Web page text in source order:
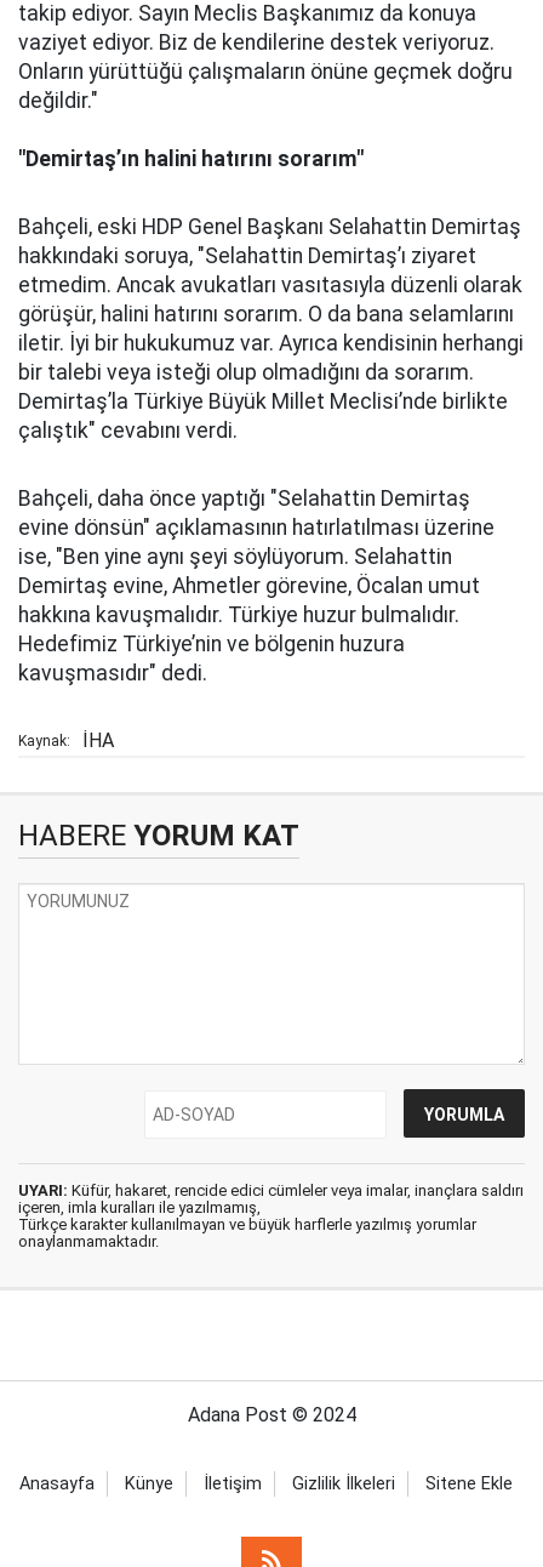
takip ediyor. Sayın Meclis Başkanımız da konuya
vaziyet ediyor. Biz de kendilerine destek veriyoruz.
Onların yürüttüğü çalışmaların önüne geçmek doğru
değildir."
"Demirtaş’ın halini hatırını sorarım"
Bahçeli, eski HDP Genel Başkanı Selahattin Demirtaş
hakkındaki soruya, "Selahattin Demirtaş’ı ziyaret
etmedim. Ancak avukatları vasıtasıyla düzenli olarak
görüşür, halini hatırını sorarım. O da bana selamlarını
iletir. İyi bir hukukumuz var. Ayrıca kendisinin herhangi
bir talebi veya isteği olup olmadığını da sorarım.
Demirtaş’la Türkiye Büyük Millet Meclisi’nde birlikte
çalıştık" cevabını verdi.
Bahçeli, daha önce yaptığı "Selahattin Demirtaş
evine dönsün" açıklamasının hatırlatılması üzerine
ise, "Ben yine aynı şeyi söylüyorum. Selahattin
Demirtaş evine, Ahmetler görevine, Öcalan umut
hakkına kavuşmalıdır. Türkiye huzur bulmalıdır.
Hedefimiz Türkiye’nin ve bölgenin huzura
kavuşmasıdır" dedi.
Kaynak: İHA
HABERE YORUM KAT
UYARI: Küfür, hakaret, rencide edici cümleler veya imalar, inançlara saldırı
içeren, imla kuralları ile yazılmamış,
Türkçe karakter kullanılmayan ve büyük harflerle yazılmış yorumlar
onaylanmamaktadır.
Adana Post © 2024
Anasayfa Künye İletişim Gizlilik İlkeleri Sitene Ekle